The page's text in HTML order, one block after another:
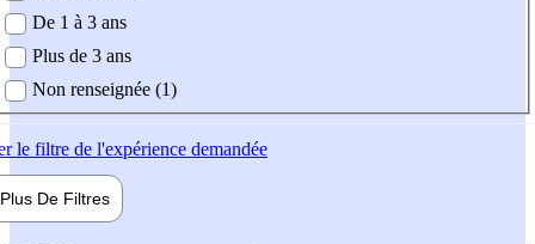
De 1 à 3 ans
Plus de 3 ans
Non renseignée (1)
le filtre de l'expérience demandée
Plus De Filtres